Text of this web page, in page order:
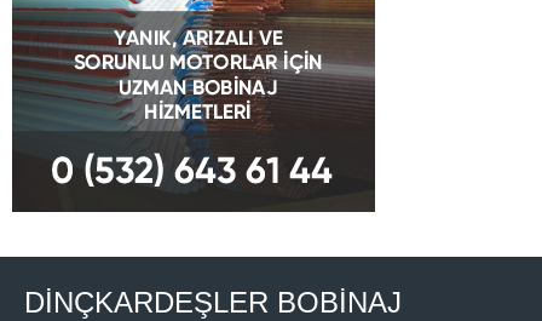
DİNÇKARDEŞLER BOBİNAJ